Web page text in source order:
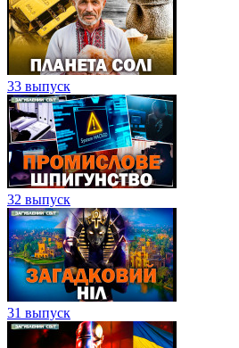
33 выпуск
32 выпуск
31 выпуск